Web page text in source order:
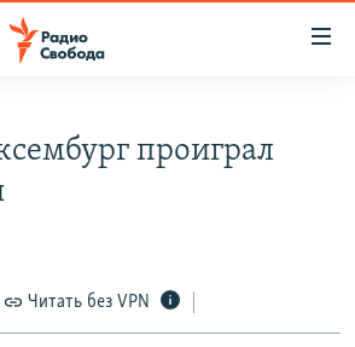
проиграл
Читать без VPN